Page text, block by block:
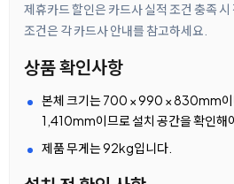
제휴카드 할인은 카드사 실적 조건 충족
조건은 각 카드사 안내를 참고하세요.
상품 확인사항
본체 크기는 700 × 990 × 830mm이
1,410mm이므로 설치 공간을 확인해
제품 무게는 92kg입니다.